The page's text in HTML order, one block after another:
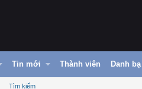
Tin mới Thành viên Danh bạ
Tìm kiếm